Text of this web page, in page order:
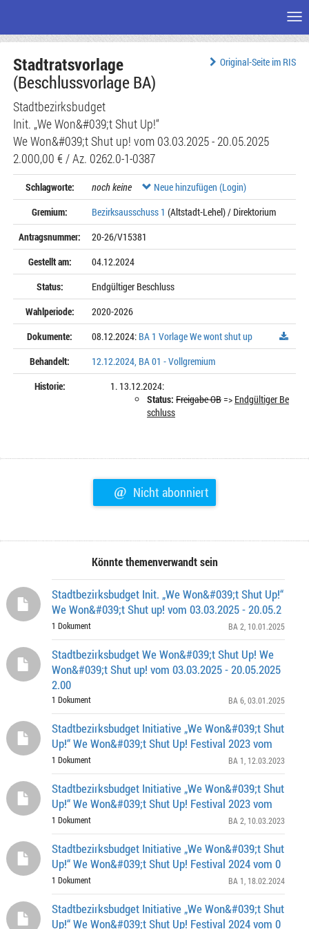
Seiteninhalt
Original-Seite im RIS
Stadtratsvorlage
(Beschlussvorlage BA)
Stadtbezirksbudget
Init. „We Won&#039;t Shut Up!“
We Won&#039;t Shut up! vom 03.03.2025 - 20.05.2025
2.000,00 € / Az. 0262.0-1-0387
Schlagworte: noch keine
Neue hinzufügen (Login)
Gremium:
Bezirksausschuss 1 (Altstadt-Lehel) / Direktorium
Antragsnummer:
20-26/V15381
Gestellt am:
04.12.2024
Status:
Endgültiger Beschluss
Wahlperiode:
2020-2026
Dokumente:
08.12.2024: BA 1 Vorlage We wont shut up
Behandelt:
12.12.2024, BA 01 - Vollgremium
Historie:
13.12.2024:
Status: Freigabe OB=> Endgültiger Be
schluss
@ Nicht abonniert
Könnte themenverwandt sein
Stadtbezirksbudget Init. „We Won&#039;t Shut Up!“
We Won&#039;t Shut up! vom 03.03.2025 - 20.05.2
1 Dokument BA 2 , 10.01.2025
Stadtbezirksbudget We Won&#039;t Shut Up! We
Won&#039;t Shut up! vom 03.03.2025 - 20.05.2025
2.00
1 Dokument BA 6 , 03.01.2025
Stadtbezirksbudget Initiative „We Won&#039;t Shut
Up!“ We Won&#039;t Shut Up! Festival 2023 vom
1 Dokument BA 1 , 12.03.2023
Stadtbezirksbudget Initiative „We Won&#039;t Shut
Up!“ We Won&#039;t Shut Up! Festival 2023 vom
1 Dokument BA 2 , 10.03.2023
Stadtbezirksbudget Initiative „We Won&#039;t Shut
Up!“ We Won&#039;t Shut Up! Festival 2024 vom 0
1 Dokument BA 1 , 18.02.2024
Stadtbezirksbudget Initiative „We Won&#039;t Shut
Up!“ We Won&#039;t Shut Up! Festival 2024 vom 0